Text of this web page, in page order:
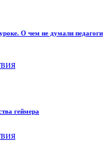
О чем не думали педагоги
геймера